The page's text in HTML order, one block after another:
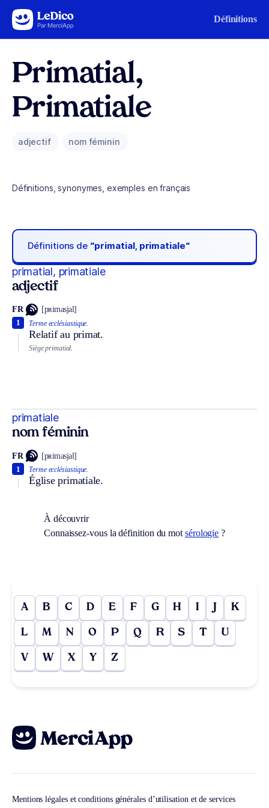
Aller au contenu Définitions
Primatial,
Primatiale
adjectif nom féminin
Définitions, synonymes, exemples en français
Définitions de “primatial, primatiale“
primatial, primatiale
adjectif
FR [pʀimasjal]
Terme ecclésiastique.
Relatif au primat.
1
Siège primatial.
primatiale
nom féminin
FR [pʀimasjal]
Terme ecclésiastique.
Église primatiale.
1
À découvrir
Connaissez-vous la définition du mot sérologie ?
A B C D E F G H I J K
L M N O P Q R S T U
V W X Y Z
Mentions légales et conditions générales d’utilisation et de services